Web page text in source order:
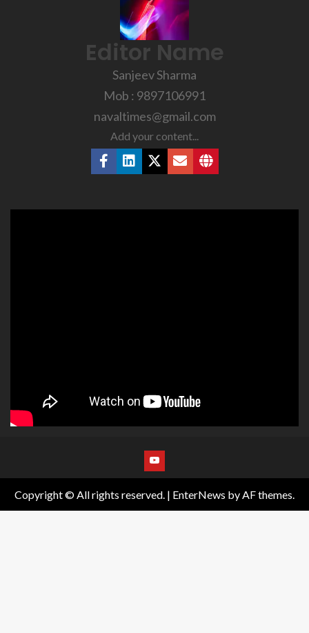
Editor Name
Sanjeev Sharma
Mob : 9897106991
navaltimes@gmail.com
Add your content...
Copyright © All rights reserved. | EnterNews by AF themes.